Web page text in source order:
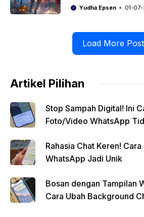
Yudha Epsen 01-07-
Load More Post
Artikel Pilihan
Stop Sampah Digital! Ini
Foto/Video WhatsApp
Rahasia Chat Keren!
WhatsApp Jadi Unik
Bosan dengan Tampilan
Cara Ubah Background